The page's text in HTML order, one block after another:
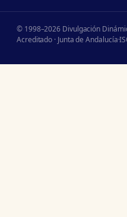
© 1998–2026 Divulgación
Acreditado · Junta de Andalucía·